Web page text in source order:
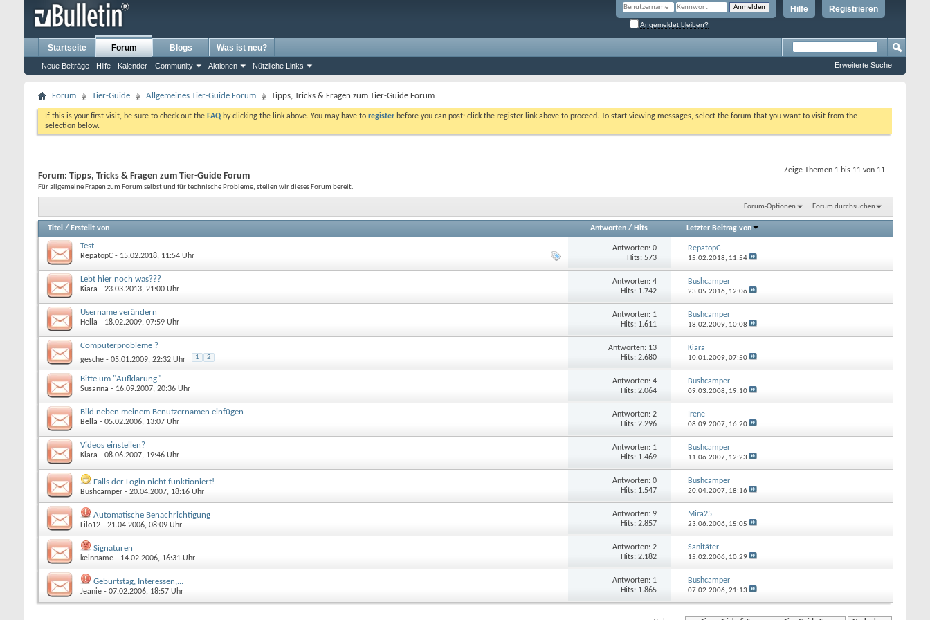
Registrieren
Hilfe
Angemeldet bleiben?
Startseite Forum
Neue Beiträge Hilfe Kalender Community Aktionen Nützliche Links
Blogs Was ist neu?
Erweiterte Suche
Forum Tier-Guide Allgemeines Tier-Guide Forum Tipps, Tricks & Fragen zum Tier-Guide Forum
If this is your first visit, be sure to check out the FAQ by clicking the link above. You may have to register before you can post: click the register link above to proceed. To start viewing messages, select the forum that you want to visit from the
selection below.
Zeige Themen 1 bis 11 von 11
Forum: Tipps, Tricks & Fragen zum Tier-Guide Forum
Für allgemeine Fragen zum Forum selbst und für technische Probleme, stellen wir dieses Forum bereit.
Forum-Optionen Forum durchsuchen
Titel / Erstellt von Antworten/ Hits Letzter Beitrag von
Test
RepatopC - 15.02.2018, 11:54 Uhr
Antworten: 0
Hits: 573
RepatopC
15.02.2018, 11:54
Lebt hier noch was???
Kiara - 23.03.2013, 21:00 Uhr
Antworten: 4
Hits: 1.742
Bushcamper
23.05.2016, 12:06
Username verändern
Hella - 18.02.2009, 07:59 Uhr
Antworten: 1
Hits: 1.611
Bushcamper
18.02.2009, 10:08
Computerprobleme ?
gesche - 05.01.2009, 22:32 Uhr 1 2
Antworten: 13
Hits: 2.680
Kiara
10.01.2009, 07:50
Bitte um "Aufklärung"
Susanna - 16.09.2007, 20:36 Uhr
Antworten: 4
Hits: 2.064
Bushcamper
09.03.2008, 19:10
Bild neben meinem Benutzernamen einfügen
Bella - 05.02.2006, 13:07 Uhr
Antworten: 2
Hits: 2.296
Irene
08.09.2007, 16:20
Videos einstellen?
Kiara - 08.06.2007, 19:46 Uhr
Antworten: 1
Hits: 1.469
Bushcamper
11.06.2007, 12:23
Falls der Login nicht funktioniert!
Bushcamper - 20.04.2007, 18:16 Uhr
Antworten: 0
Hits: 1.547
Bushcamper
20.04.2007, 18:16
Automatische Benachrichtigung
Lilo12 - 21.04.2006, 08:09 Uhr
Antworten: 9
Hits: 2.857
Mira25
23.06.2006, 15:05
Signaturen
keinname - 14.02.2006, 16:31 Uhr
Antworten: 2
Hits: 2.182
Sanitäter
15.02.2006, 10:29
Geburtstag, Interessen,...
Jeanie - 07.02.2006, 18:57 Uhr
Antworten: 1
Hits: 1.865
Bushcamper
07.02.2006, 21:13